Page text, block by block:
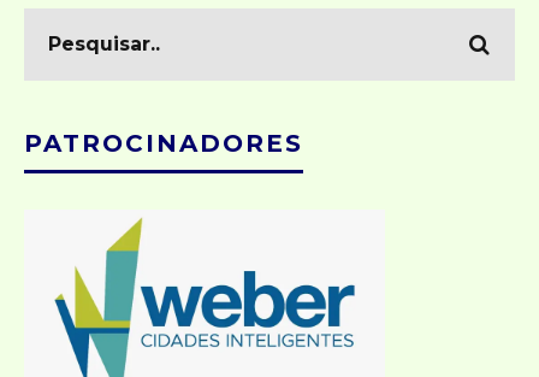
PATROCINADORES